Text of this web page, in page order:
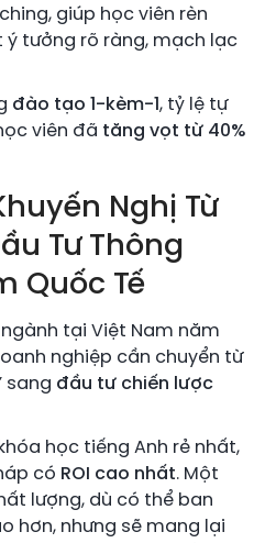
giúp học viên rèn
ý tưởng rõ ràng, mạch lạc
đào tạo 1-kèm-1, tỷ lệ tự
viên đã tăng vọt từ 40%
Nghị Từ
Tư Thông
Quốc Tế
tại Việt Nam năm
nghiệp cần chuyển từ
sang đầu tư chiến lược
học tiếng Anh rẻ nhất,
có ROI cao nhất. Một
lượng, dù có thể ban
hơn, nhưng sẽ mang lại